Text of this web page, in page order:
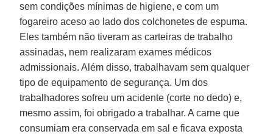
sem condições mínimas de higiene, e com um
fogareiro aceso ao lado dos colchonetes de espuma.
Eles também não tiveram as carteiras de trabalho
assinadas, nem realizaram exames médicos
admissionais. Além disso, trabalhavam sem qualquer
tipo de equipamento de segurança. Um dos
trabalhadores sofreu um acidente (corte no dedo) e,
mesmo assim, foi obrigado a trabalhar. A carne que
consumiam era conservada em sal e ficava exposta